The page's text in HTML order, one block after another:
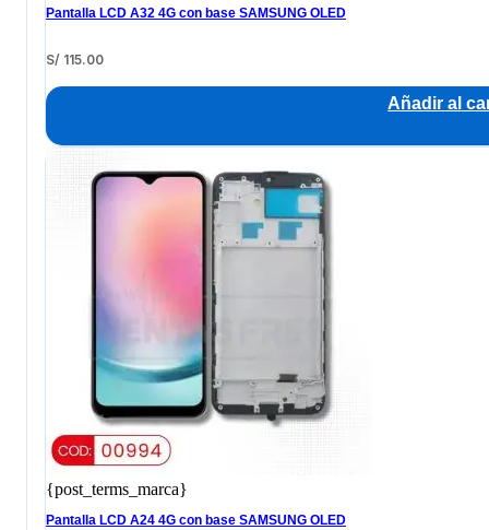
Pantalla LCD A32 4G con base SAMSUNG OLED
S/ 115.00
Añadir al
{post_terms_marca}
Pantalla LCD A24 4G con base SAMSUNG OLED